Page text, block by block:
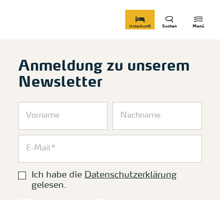
Menü
Suchen
Unterkunft
Anmeldung zu unserem
Newsletter
Ich habe die Datenschutzerklärung
gelesen.